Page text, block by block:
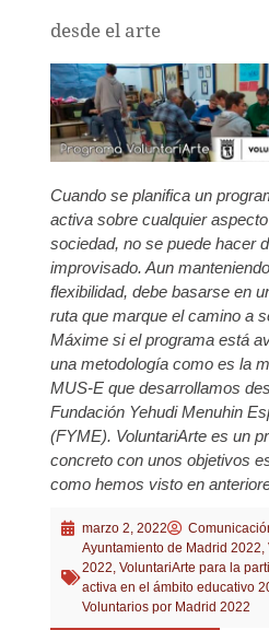
desde el arte
Cuando se planifica un
activa sobre cualquier
sociedad, no se puede hacer
improvisado. Aun
flexibilidad, debe basarse en
ruta que marque el camino a
Máxime si el programa está
una metodología como es la
MUS-E que desarrollamos
Fundación Yehudi Menuhin
(FYME). VoluntariArte es un
concreto con unos objetivos
como hemos visto en
marzo 2, 2022
Ayuntamiento de Madrid 2022,
2022, VoluntariArte para la
activa en el ámbito educativo
Voluntarios por Madrid 2022